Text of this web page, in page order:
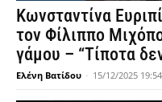
Κωνσταντίνα
τον Φίλιππο
γάμου – “Τίποτα
Ελένη Βατίδου - 15/12/2025 19:54